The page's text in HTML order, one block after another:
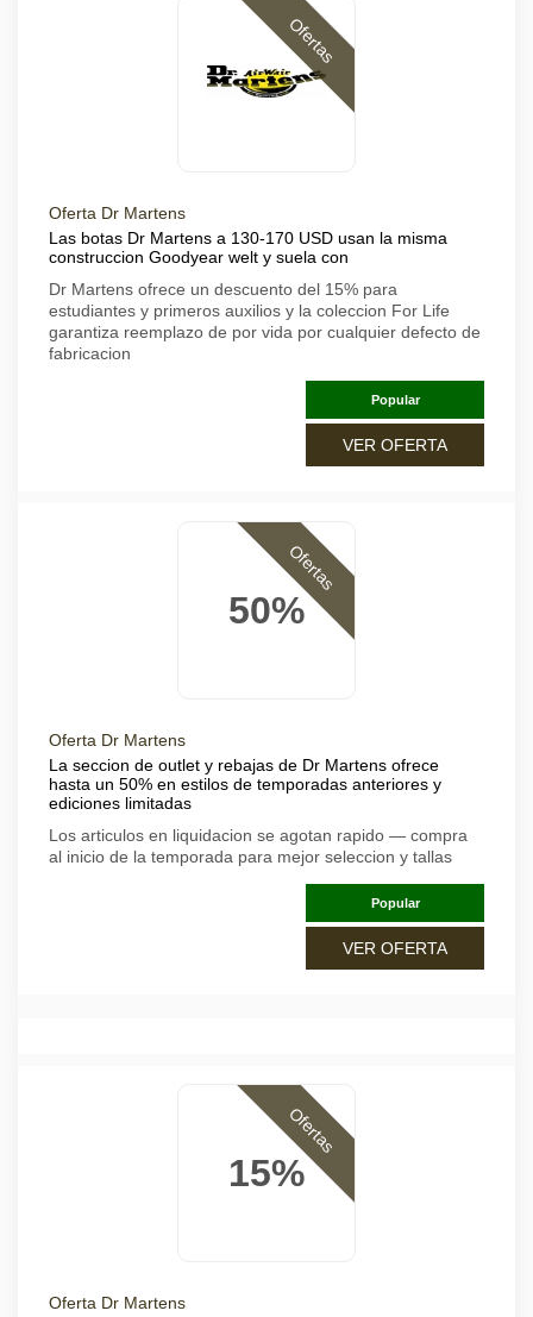
Ofertas
Oferta Dr Martens
Las botas Dr Martens a 130-170 USD usan la misma
construccion Goodyear welt y suela con
Dr Martens ofrece un descuento del 15% para
estudiantes y primeros auxilios y la coleccion For Life
garantiza reemplazo de por vida por cualquier defecto de
fabricacion
Popular
VER OFERTA
50%
Ofertas
Oferta Dr Martens
La seccion de outlet y rebajas de Dr Martens ofrece
hasta un 50% en estilos de temporadas anteriores y
ediciones limitadas
Los articulos en liquidacion se agotan rapido — compra
al inicio de la temporada para mejor seleccion y tallas
Popular
VER OFERTA
15%
Ofertas
Oferta Dr Martens